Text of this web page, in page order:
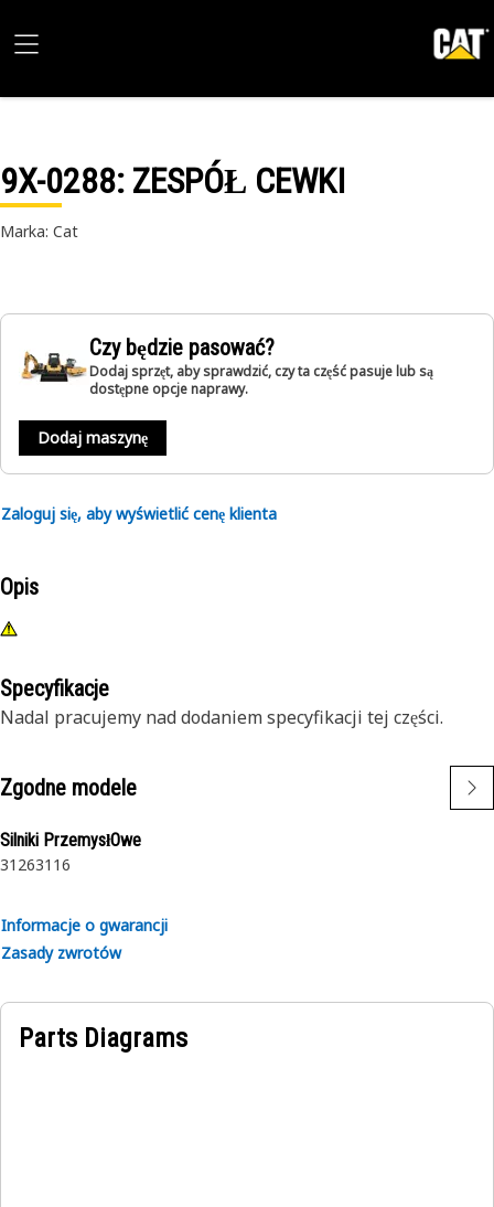
9X-0288: ZESPÓŁ CEWKI
Marka: Cat
Czy będzie pasować?
Dodaj sprzęt, aby sprawdzić, czy ta część pasuje lub są
dostępne opcje naprawy.
Dodaj maszynę
Zaloguj się, aby wyświetlić cenę klienta
Opis
Specyfikacje
Nadal pracujemy nad dodaniem specyfikacji tej części.
Zgodne modele
Silniki PrzemysłOwe
31263116
Informacje o gwarancji
Zasady zwrotów
Parts Diagrams